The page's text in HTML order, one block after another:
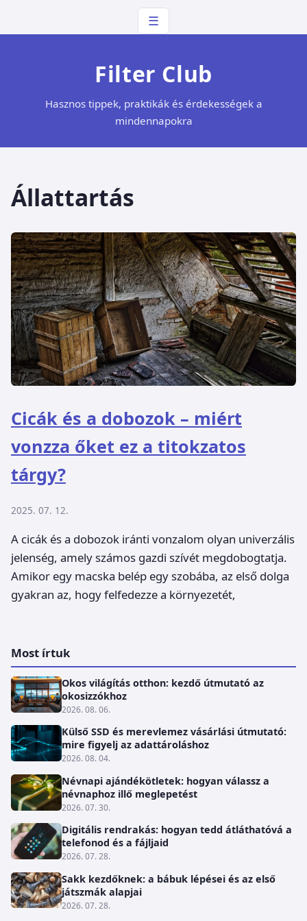
☰
Filter Club
Hasznos tippek, praktikák és érdekességek a
mindennapokra
Állattartás
Cicák és a dobozok – miért
vonzza őket ez a titokzatos
tárgy?
2025. 07. 12.
A cicák és a dobozok iránti vonzalom olyan univerzális
jelenség, amely számos gazdi szívét megdobogtatja.
Amikor egy macska belép egy szobába, az első dolga
gyakran az, hogy felfedezze a környezetét,
Most írtuk
Okos világítás otthon: kezdő útmutató az
okosizzókhoz
2026. 08. 06.
Külső SSD és merevlemez vásárlási útmutató:
mire figyelj az adattároláshoz
2026. 08. 04.
Névnapi ajándékötletek: hogyan válassz a
névnaphoz illő meglepetést
2026. 07. 30.
Digitális rendrakás: hogyan tedd átláthatóvá a
telefonod és a fájljaid
2026. 07. 28.
Sakk kezdőknek: a bábuk lépései és az első
játszmák alapjai
2026. 07. 28.